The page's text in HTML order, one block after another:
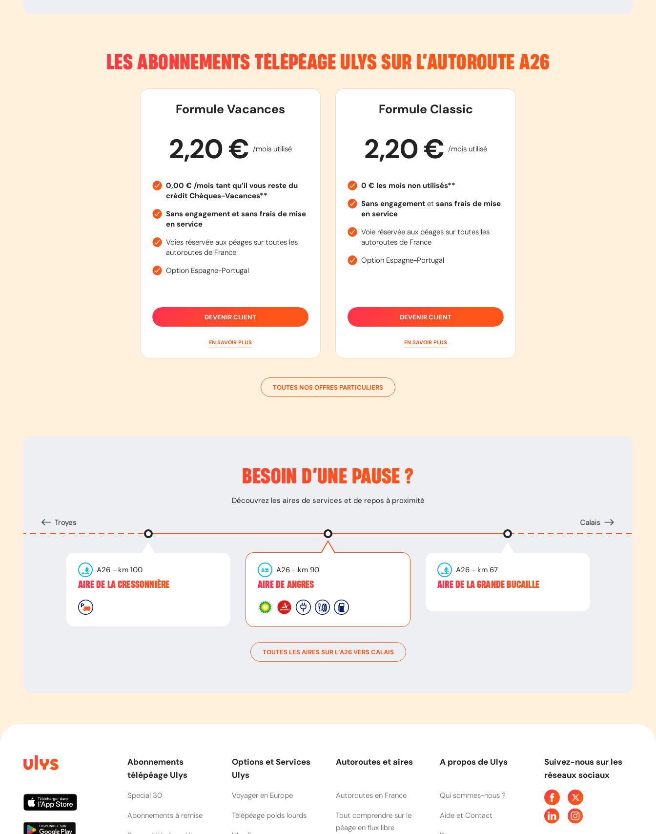
LES ABONNEMENTS TÉLÉPÉAGE ULYS SUR L’AUTOROUTEA26
Formule Vacances
2,20 € /mois utilisé
0,00 € /mois tant qu’il vous reste du
crédit Chèques-Vacances**
Sans engagement et sans frais de mise
en service
Voies réservée aux péages sur toutes les
autoroutes de France
Option Espagne-Portugal
DEVENIR CLIENT
EN SAVOIR PLUS
Formule Classic
2,20 € /mois utilisé
0 € les mois non utilisés**
Sans engagementet sans frais de mise
en service
Voie réservée aux péages sur toutes les
autoroutes de France
Option Espagne-Portugal
DEVENIR CLIENT
EN SAVOIR PLUS
TOUTES NOS OFFRES PARTICULIERS
BESOIN D’UNE PAUSE ?
Découvrez les aires de services et de repos à proximité
Troyes Calais
A26 - km 100
AIRE DE LA CRESSONNIÈRE
A26 - km 90
AIRE DE ANGRES
A26 - km 67
AIRE DE LA GRANDE BUCAILLE
TOUTES LES AIRES SUR L’A26VERSCALAIS
Abonnements
télépéage Ulys
Special 30
Abonnements à remise
Options et Services
Ulys
Voyager en Europe
Télépéage poids lourds
Autoroutes et aires
Autoroutes en France
Tout comprendre sur le
péage en flux libre
A propos de Ulys
Qui sommes-nous ?
Aide et Contact
Suivez-nous sur les
réseaux sociaux